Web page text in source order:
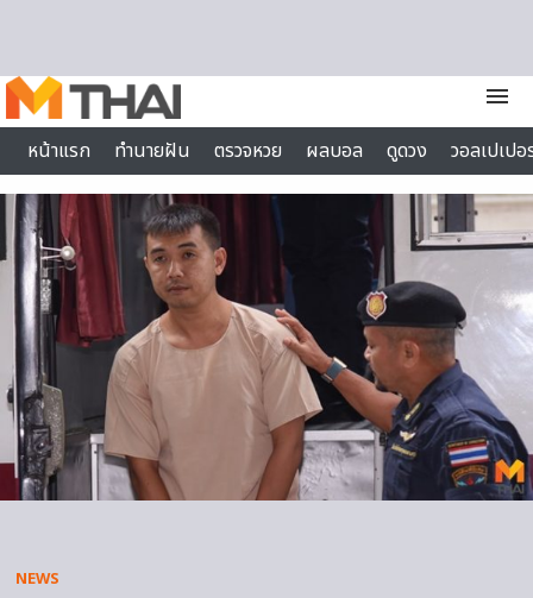
menu
หน้าแรก
ทำนายฝัน ตรวจหวย ผลบอล ดูดวง
วอลเปเป
ไลฟ์สไตล์
NEWS